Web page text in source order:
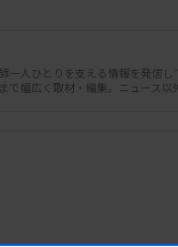
ルを一部変更するこ
の開催が困難になっ
一人ひとりを支える情報を発信
幅広く取材・編集。ニュース以